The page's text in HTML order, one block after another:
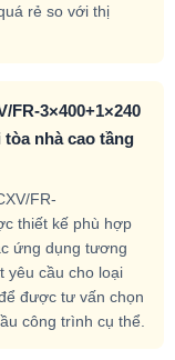
rẻ so với thị
FR-3×400+1×240
tòa nhà cao tầng
FR-
thiết kế phù hợp
ứng dụng tương
yêu cầu cho loại
được tư vấn chọn
công trình cụ thể.